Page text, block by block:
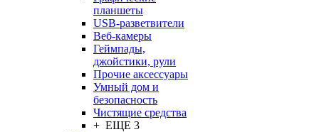
планшеты
USB-разветвители
Веб-камеры
Геймпады,
джойстики, рули
Прочие аксессуары
Умный дом и
безопасность
Чистящие средства
+ ЕЩЕ 3